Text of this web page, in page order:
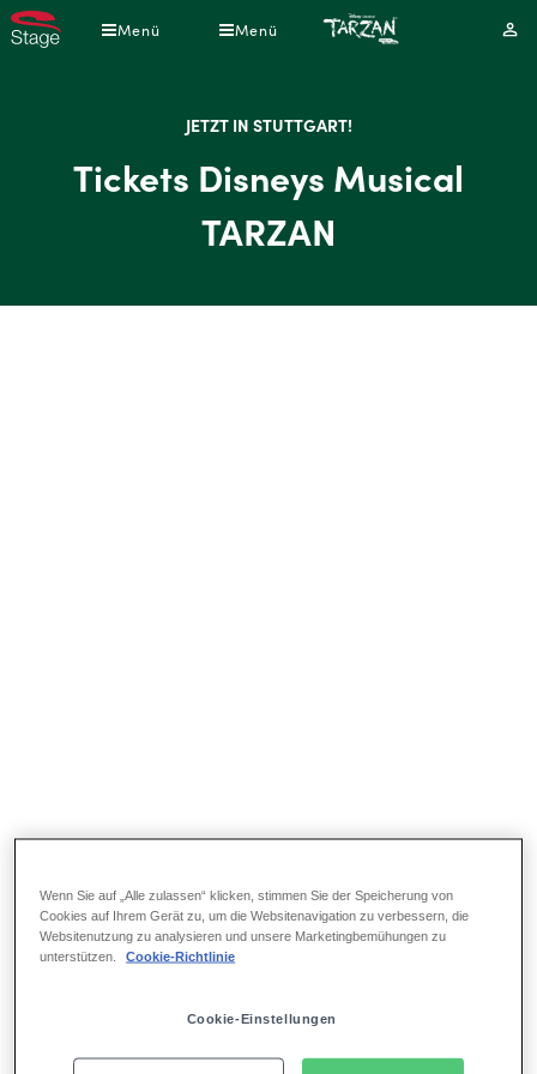
Direkt
zum
Menü Menü
JETZT IN STUTTGART!
Tickets Disneys Musical
TARZAN
Wenn Sie auf „Alle zulassen“ klicken, stimmen Sie der Speicherung von
Cookies auf Ihrem Gerät zu, um die Websitenavigation zu verbessern, die
Websitenutzung zu analysieren und unsere Marketingbemühungen zu
unterstützen.
Cookie-Richtlinie
Cookie-Einstellungen